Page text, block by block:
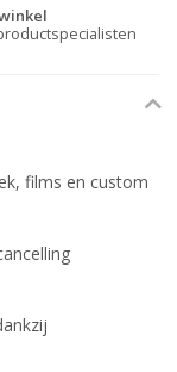
films en custom